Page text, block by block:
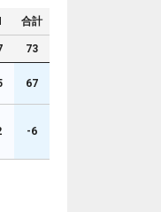
合計
73
67
-6